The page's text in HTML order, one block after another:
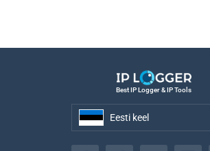
Best IP Logger & IP Tools
Eesti keel
Eesti keel